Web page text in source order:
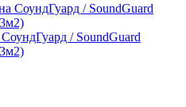
/ SoundGuard